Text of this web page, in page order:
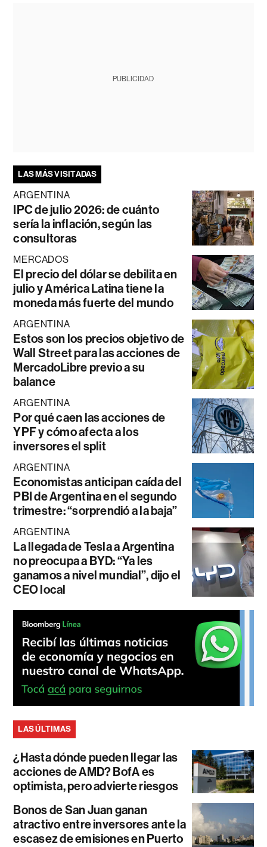
PUBLICIDAD
LAS MÁS VISITADAS
ARGENTINA
IPC de julio 2026: de cuánto
sería la inflación, según las
consultoras
MERCADOS
El precio del dólar se debilita en
julio y América Latina tiene la
moneda más fuerte del mundo
ARGENTINA
Estos son los precios objetivo de
Wall Street para las acciones de
MercadoLibre previo a su
balance
ARGENTINA
Por qué caen las acciones de
YPF y cómo afecta a los
inversores el split
ARGENTINA
Economistas anticipan caída del
PBI de Argentina en el segundo
trimestre: “sorprendió a la baja”
ARGENTINA
La llegada de Tesla a Argentina
no preocupa a BYD: “Ya les
ganamos a nivel mundial”, dijo el
CEO local
LAS ÚLTIMAS
¿Hasta dónde pueden llegar las
acciones de AMD? BofA es
optimista, pero advierte riesgos
Bonos de San Juan ganan
atractivo entre inversores ante la
escasez de emisiones en Puerto